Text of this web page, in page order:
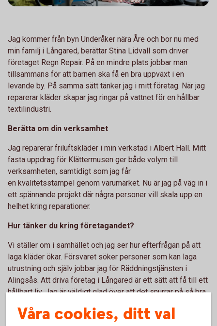
Jag kommer från byn Underåker nära Åre och bor nu med
min familj i Långared, berättar Stina Lidvall som driver
företaget Regn Repair. På en mindre plats jobbar man
tillsammans för att barnen ska få en bra uppväxt i en
levande by. På samma sätt tänker jag i mitt företag. När jag
reparerar kläder skapar jag ringar på vattnet för en hållbar
textilindustri.
Berätta om din verksamhet
Jag reparerar friluftskläder i min verkstad i Albert Hall. Mitt
fasta uppdrag för Klättermusen ger både volym till
verksamheten, samtidigt som jag får
en kvalitetsstämpel genom varumärket. Nu är jag på väg in i
ett spännande projekt där några personer vill skala upp en
helhet kring reparationer.
Hur tänker du kring företagandet?
Vi ställer om i samhället och jag ser hur efterfrågan på att
laga kläder ökar. Försvaret söker personer som kan laga
utrustning och själv jobbar jag för Räddningstjänsten i
Alingsås. Att driva företag i Långared är ett sätt att få till ett
hållbart liv. Jag är väldigt glad över att det snurrar på så bra.
REGN som gör att jag får in kreativiteten i jobbet.
Våra cookies, ditt val